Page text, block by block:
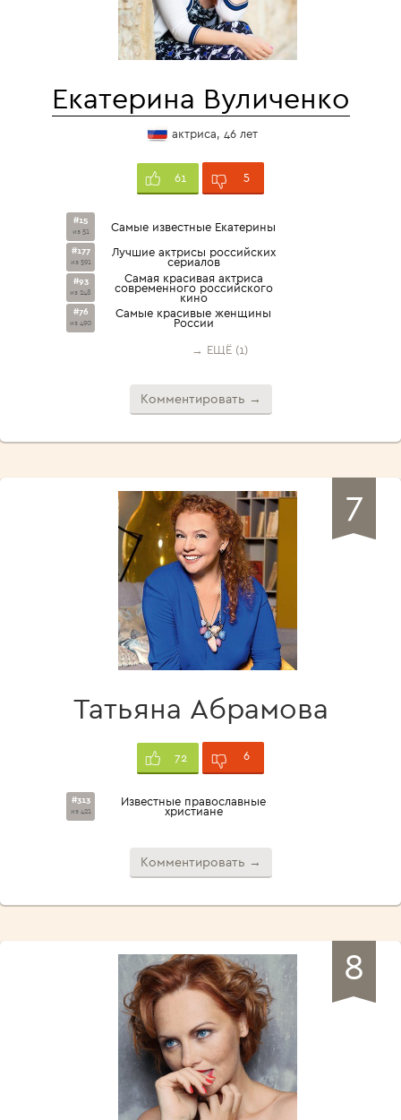
Екатерина Вуличенко
актриса, 46 лет
61 5
#15
из 51 Самые известные Екатерины
#177
из 591
Лучшие актрисы российских
сериалов
#93
из 248
Cамая красивая актриса
современного российского
кино
#76
из 490
Самые красивые женщины
России
→ ЕЩЁ (1)
Комментировать →
7
Татьяна Абрамова
72 6
#313
из 421
Известные православные
христиане
Комментировать →
8